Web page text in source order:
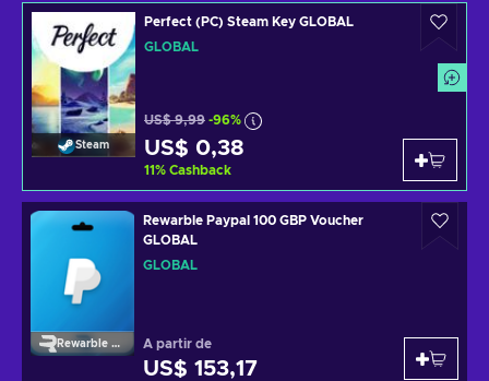
Steam
Perfect (PC) Steam Key GLOBAL
GLOBAL
US$ 9,99 -96%
US$ 0,38
11% Cashback
Rewarble Paypal
Rewarble Paypal 100 GBP Voucher
GLOBAL
GLOBAL
A partir de
US$ 153,17